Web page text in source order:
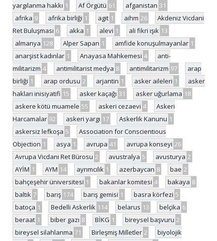
yargılanma hakkı 1 Af Örgütü 61 afganistan 31
afrika 9 afrika birliği 1 agit 1 aihm 26
Akdeniz Vicdani
Ret Buluşması 6 akka 1 alevi 1 ali fikri ışık 13
almanya 128 Alper Sapan 1 amfide konuşulmayanlar 1
anarşist kadınlar 1 Anayasa Mahkemesi 4
anti-
militarizm 4 antimilitarist medya 8 antimilitarizm 97
arap
birliği 1 arap ordusu 2 arjantin 1 asker aileleri 1
asker
hakları inisiyatifi 15 asker kaçağı 31 asker uğurlama 18
askere kötü muamele 55 askeri cezaevi 4
Askeri
Harcamalar 92 askeri yargı 17 Askerlik Kanunu 1
askersiz lefkoşa 5
Association for Conscientious
Objection 1 asya 1 avrupa 41 avrupa konseyi 26
Avrupa Vicdani Ret Bürosu 2 avustralya 5 avusturya 2
AYİM 1 AYM 14 ayrımcılık 1 azerbaycan 8 bae 2
bahçeşehir üniversitesi 1 bakanlar komitesi 4 bakaya 8
baltık 7 barış 174 barış gemisi 1 basra körfezi 5
batoça 1 Bedelli Askerlik 114 belarus 13 belçika 6
beraat 1 biber gazı 8 BİKG 1 bireysel başvuru 2
bireysel silahlanma 71 Birleşmiş Milletler 2
biyolojik